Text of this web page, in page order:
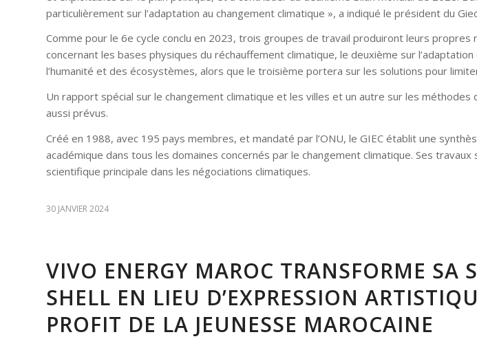
particulièrement sur l’adaptation au changement climatique », a indiqué le président du
Comme pour le 6e cycle conclu en 2023, trois groupes de travail produiront leurs propres
concernant les bases physiques du réchauffement climatique, le deuxième sur
l’humanité et des écosystèmes, alors que le troisième portera sur les solutions pour
Un rapport spécial sur le changement climatique et les villes et un autre sur les méthodes
aussi prévus.
Créé en 1988, avec 195 pays membres, et mandaté par l’ONU, le GIEC établit une
académique dans tous les domaines concernés par le changement climatique. Ses
scientifique principale dans les négociations climatiques.
30 JANVIER 2024
VIVO ENERGY MAROC TRANSFORME SA
SHELL EN LIEU D’EXPRESSION
PROFIT DE LA JEUNESSE MAROCAINE